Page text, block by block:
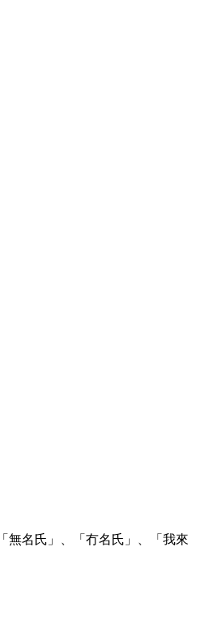
無名氏」、「冇名氏」、「我來